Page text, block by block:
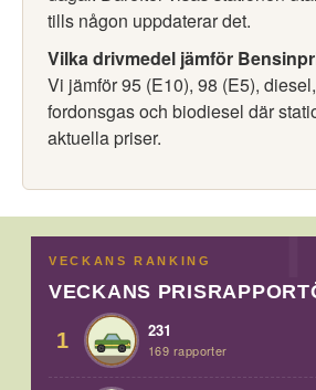
tills någon uppdaterar det.
Vilka drivmedel jämför
Vi jämför 95 (E10), 98 (E5),
fordonsgas och biodiesel där
aktuella priser.
VECKANS RANKING
VECKANS
1 231
169 rapporter